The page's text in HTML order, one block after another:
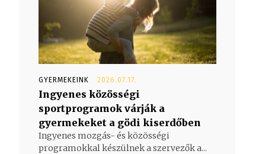
GYERMEKEINK 2026.07.17.
Ingyenes közösségi
sportprogramok várják a
gyermekeket a gödi kiserdőben
Ingyenes mozgás- és közösségi
programokkal készülnek a szervezők a...